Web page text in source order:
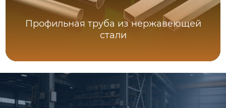
Профильная труба из нержавеющей
стали